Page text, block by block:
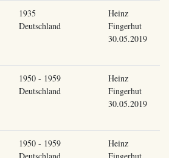
1935
Deutschland
Heinz
Fingerhut
30.05.2019
1950 - 1959
Deutschland
Heinz
Fingerhut
30.05.2019
1950 - 1959
Deutschland
Heinz
Fingerhut